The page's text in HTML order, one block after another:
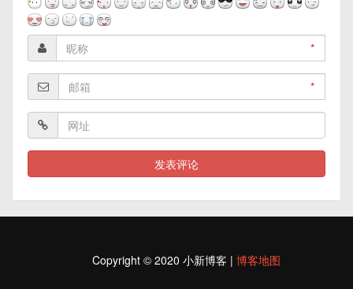
*
*
Copyright © 2020 小新博客 | 博客地图